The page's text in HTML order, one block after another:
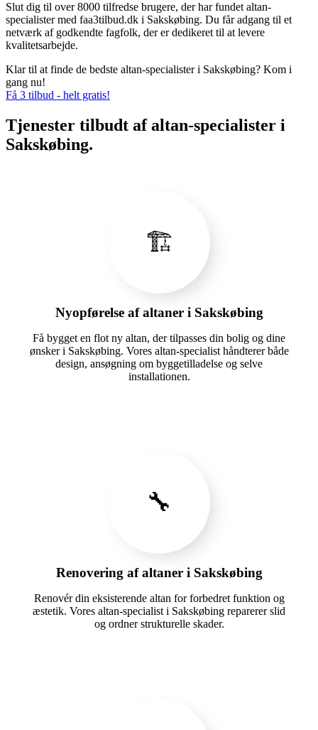
Slut dig til over 8000 tilfredse brugere, der har fundet altan-
specialister med faa3tilbud.dk i Sakskøbing. Du får adgang til et
netværk af godkendte fagfolk, der er dedikeret til at levere
kvalitetsarbejde.
Klar til at finde de bedste altan-specialister i Sakskøbing? Kom i
gang nu!
Få 3 tilbud - helt gratis!
Tjenester tilbudt af altan-specialister i
Sakskøbing.
🏗️
Nyopførelse af altaner i Sakskøbing
Få bygget en flot ny altan, der tilpasses din bolig og dine
ønsker i Sakskøbing. Vores altan-specialist håndterer både
design, ansøgning om byggetilladelse og selve
installationen.
🔧
Renovering af altaner i Sakskøbing
Renovér din eksisterende altan for forbedret funktion og
æstetik. Vores altan-specialist i Sakskøbing reparerer slid
og ordner strukturelle skader.